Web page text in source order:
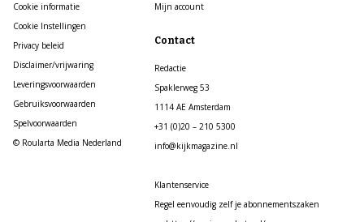
Cookie informatie
Cookie Instellingen
Privacy beleid
Disclaimer/vrijwaring
Leveringsvoorwaarden
Gebruiksvoorwaarden
Spelvoorwaarden
© Roularta Media Nederland
Mijn account
Contact
Redactie
Spaklerweg 53
1114 AE Amsterdam
+31 (0)20 – 210 5300
info@kijkmagazine.nl
Klantenservice
Regel eenvoudig zelf je abonnementszaken